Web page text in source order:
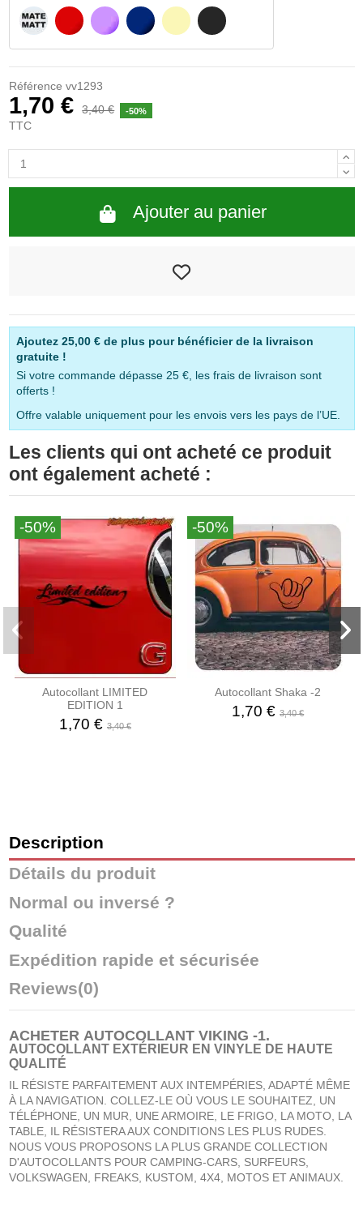
BLANC MATÉ
ROUGE PURPLE BLEU FONCÉ
BEIGE GRIS FONCÉ
Référence vv1293
1,70 € 3,40 € -50%
TTC
Ajouter au panier
Ajoutez 25,00 €de plus pour bénéficier de la livraison
gratuite !
Si votre commande dépasse 25 €, les frais de livraison sont
offerts !
Offre valable uniquement pour les envois vers les pays de l’UE.
Les clients qui ont acheté ce produit
ont également acheté :
-50%
Autocollant LIMITED
EDITION 1
1,70 € 3,40 €
-50%
Autocollant Shaka -2
1,70 €3,40 €
Description
Détails du produit
Normal ou inversé ?
Qualité
Expédition rapide et sécurisée
Reviews(0)
ACHETER AUTOCOLLANT VIKING -1.
AUTOCOLLANT EXTÉRIEUR EN VINYLE DE HAUTE
QUALITÉ
IL RÉSISTE PARFAITEMENT AUX INTEMPÉRIES, ADAPTÉ MÊME
À LA NAVIGATION. COLLEZ-LE OÙ VOUS LE SOUHAITEZ, UN
TÉLÉPHONE, UN MUR, UNE ARMOIRE, LE FRIGO, LA MOTO, LA
TABLE, IL RÉSISTERA AUX CONDITIONS LES PLUS RUDES.
NOUS VOUS PROPOSONS LA PLUS GRANDE COLLECTION
D'AUTOCOLLANTS POUR CAMPING-CARS, SURFEURS,
VOLKSWAGEN, FREAKS, KUSTOM, 4X4, MOTOS ET ANIMAUX.